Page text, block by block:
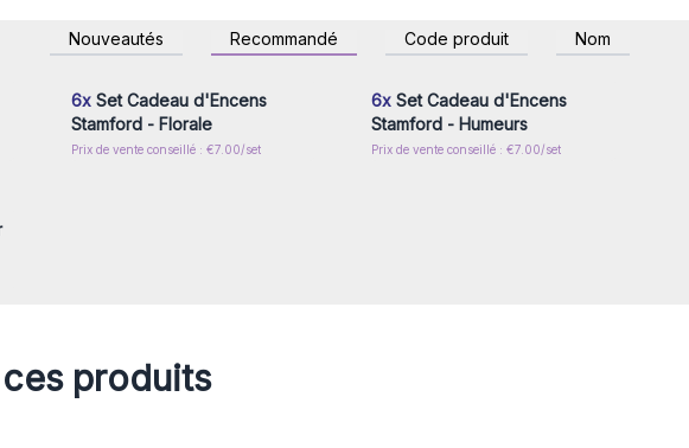
Nouveautés Recommandé Code produit Nom
Connectez-vous ou inscrivez-
vous pour accéder aux prix de
gros
6xSet Cadeau d'Encens
Stamford - Florale
Prix de vente conseillé : €7.00/set
Connectez-vous ou inscrivez-
vous pour accéder aux prix de
gros
6x Set Cadeau d'Encens
Stamford - Humeurs
Prix de vente conseillé : €7.00/set
produits